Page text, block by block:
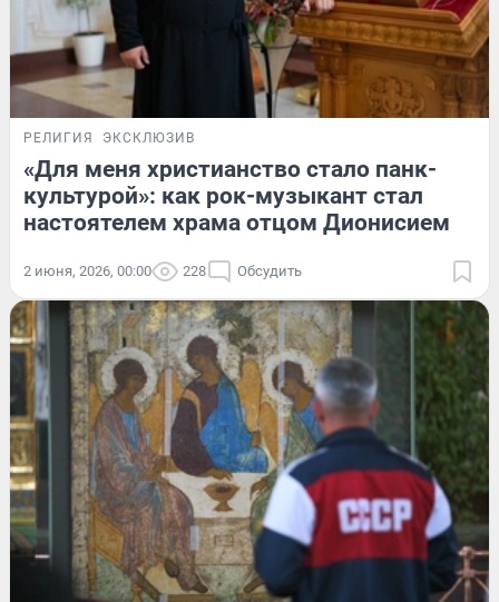
РЕЛИГИЯ ЭКСКЛЮЗИВ
«Для меня христианство стало панк-
культурой»: как рок-музыкант стал
настоятелем храма отцом Дионисием
2 июня, 2026, 00:00 228 Обсудить